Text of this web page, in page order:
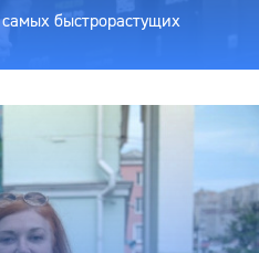
быстрорастущих